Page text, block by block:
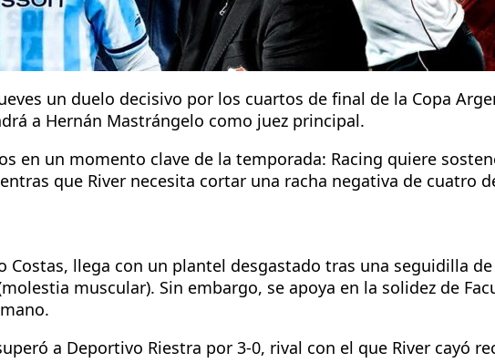
un duelo decisivo por los cuartos de final de la Copa
a Hernán Mastrángelo como juez principal.
en un momento clave de la temporada: Racing quiere
que River necesita cortar una racha negativa de cuatro
Costas, llega con un plantel desgastado tras una seguidilla
muscular). Sin embargo, se apoya en la solidez de
a Deportivo Riestra por 3-0, rival con el que River cayó